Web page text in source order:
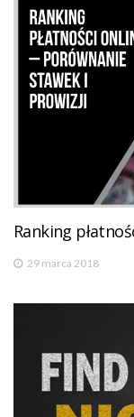
Ranking
29 marca 2018